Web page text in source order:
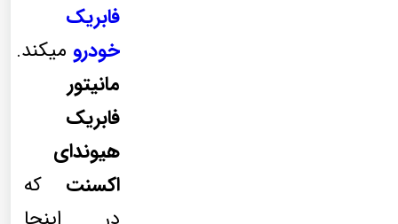
فابریک
خودرو میکند.
مانیتور
فابریک
هیوندای
اکسنت که